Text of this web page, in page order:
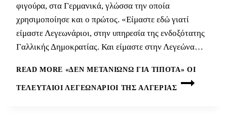
φιγούρα, στα Γερμανικά, γλώσσα την οποία
χρησιμοποίησε και ο πρώτος. «Είμαστε εδώ γιατί
είμαστε Λεγεωνάριοι, στην υπηρεσία της ενδοξότατης
Γαλλικής Δημοκρατίας. Και είμαστε στην Λεγεώνα…
READ MORE «ΔΕΝ ΜΕΤΑΝΙΏΝΩ ΓΙΑ ΤΊΠΟΤΑ» ΟΙ
ΤΕΛΕΥΤΑΊΟΙ ΛΕΓΕΩΝΆΡΙΟΙ ΤΗΣ ΑΛΓΕΡΊΑΣ